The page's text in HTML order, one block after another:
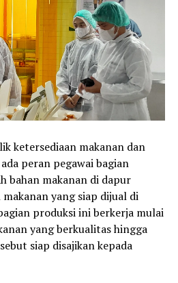
ketersediaan makanan dan
peran pegawai bagian
bahan makanan di dapur
yang siap dijual di
produksi ini berkerja mulai
yang berkualitas hingga
siap disajikan kepada